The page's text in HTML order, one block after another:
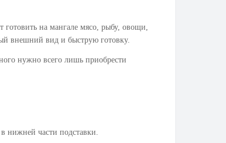
на мангале мясо, рыбу, овощи,
внешний вид и быструю готовку.
нужно всего лишь приобрести
нижней части подставки.